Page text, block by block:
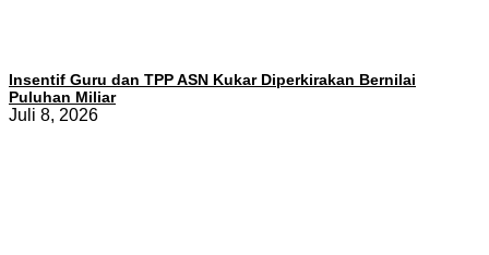
Insentif Guru dan TPP ASN Kukar Diperkirakan Bernilai
Puluhan Miliar
Juli 8, 2026